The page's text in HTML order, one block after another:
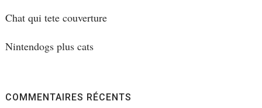
Chat qui tete couverture
Nintendogs plus cats
COMMENTAIRES RÉCENTS